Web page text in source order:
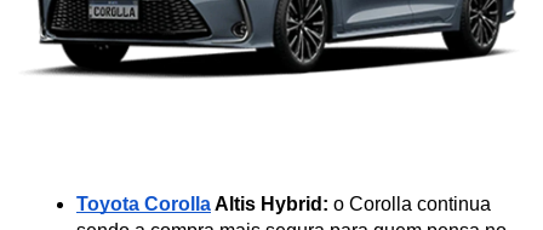
Toyota Corolla Altis Hybrid: o Corolla continua